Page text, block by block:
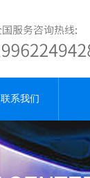
联系我们